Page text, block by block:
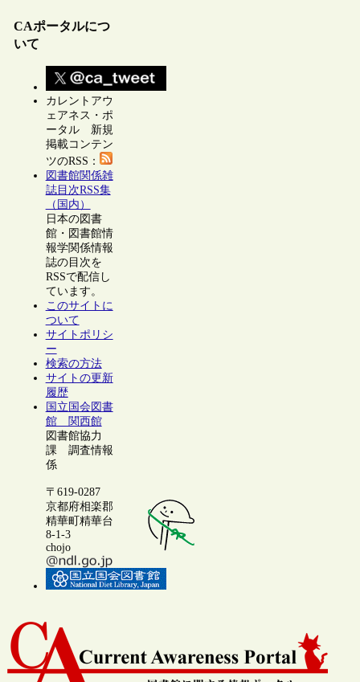
CAポータルにつ
いて
カレントアウ
ェアネス・ポ
ータル 新規
掲載コンテン
ツのRSS：
図書館関係雑
誌目次RSS集
（国内）
日本の図書
館・図書館情
報学関係情報
誌の目次を
RSSで配信し
ています。
このサイトに
ついて
サイトポリシ
ー
検索の方法
サイトの更新
履歴
国立国会図書
館 関西館
図書館協力
課 調査情報
係
〒619-0287
京都府相楽郡
精華町精華台
8-1-3
chojo